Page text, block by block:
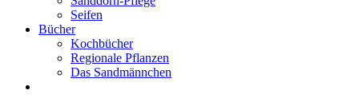
Seifen
Bücher
Kochbücher
Regionale Pflanzen
Das Sandmännchen